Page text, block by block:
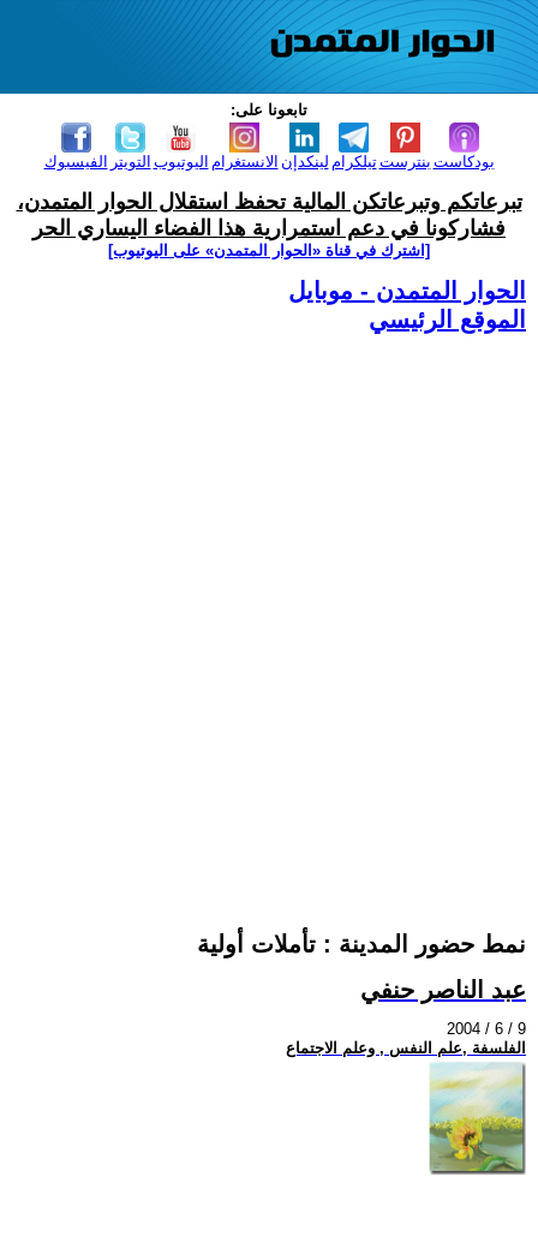
تابعونا على:
الفيسبوك التويتر اليوتيوب الانستغرام لينكدإن تيلكرامبنترست بودكاست
تبرعاتكم وتبرعاتكن المالية تحفظ استقلال الحوار المتمدن،
فشاركونا في دعم استمرارية هذا الفضاء اليساري الحر
[اشترك في قناة ‫«الحوار المتمدن» على اليوتيوب]
الحوار المتمدن - موبايل
الموقع الرئيسي
نمط حضور المدينة : تأملات أولية
عبد الناصر حنفي
2004 / 6 / 9
الفلسفة ,علم النفس , وعلم الاجتماع